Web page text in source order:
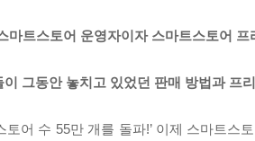
마트스토어 운영자이자 스마트스토어
이 그동안 놓치고 있었던 판매 방법과 프
토어 수 55만 개를 돌파!’ 이제 스마트